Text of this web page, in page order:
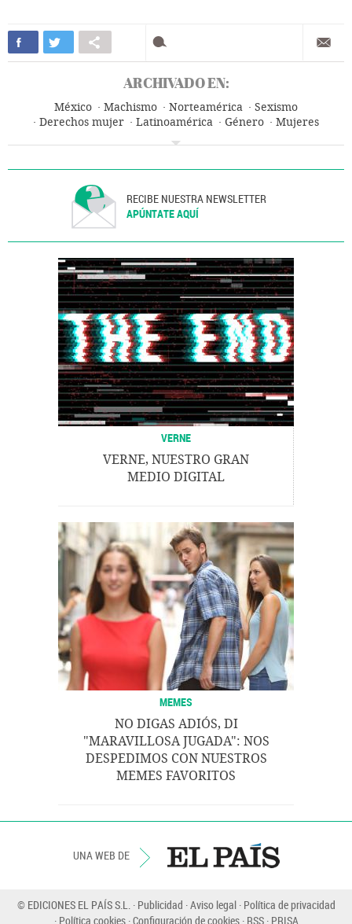
ARCHIVADO EN:
México Machismo Norteamérica
Sexismo
Derechos mujer
Latinoamérica Género
Mujeres
RECIBE NUESTRA NEWSLETTER
APÚNTATE AQUÍ
VERNE
VERNE, NUESTRO GRAN
MEDIO DIGITAL
MEMES
NO DIGAS ADIÓS, DI
"MARAVILLOSA JUGADA": NOS
DESPEDIMOS CON NUESTROS
MEMES FAVORITOS
UNA WEB DE
© EDICIONES EL PAÍS S.L. Publicidad Aviso legal Política de privacidad
Política cookies Configuración de cookies RSS PRISA